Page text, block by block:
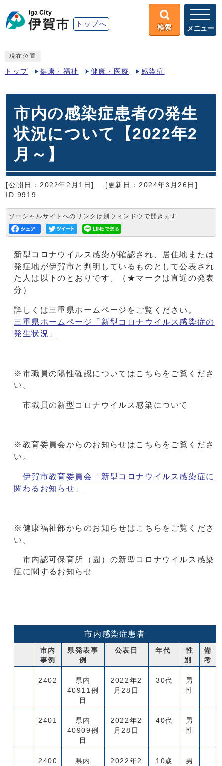
トップへ 検索 メニュー
現在位置
トップ 健康・福祉 健康・医療 感染症
市内の感染症患者の発生
状況について【2022年2
月～】
[公開日：2022年2月1日]
[更新日：2024年3月26日]
ID:9919
ソーシャルサイトへのリンクは別ウィンドウで開きます
新型コロナウイルス感染が確認され、居住地または
発症地が伊賀市と判明しているものとして公表され
た人は以下のとおりです。（★マークは直近の発表
分）
詳しくは三重県ホームページをご覧ください。
三重県ホームページ「新型コロナウイルス感染症の
発生状況」
※市職員の陽性確認についてはこちらをご覧くださ
い。
市職員の新型コロナウイルス感染について
※教育委員会からのお知らせはこちらをご覧くださ
い。
伊賀市教育委員会「新型コロナウイルス感染症に
関わるお知らせ」
※健康福祉部からのお知らせはこちらをご覧くださ
い。
市内認可保育所（園）の新型コロナウイルス感染
症に関するお知らせ
市内感染症患者
市内
事例
県発表事
例
公表日 年代
性
別
備
考
2402
県内
40911例
目
2022年2
月28日
30代
男
性
2401
県内
40909例
目
2022年2
月28日
40代
男
性
2400
県内
2022年2
10歳
男